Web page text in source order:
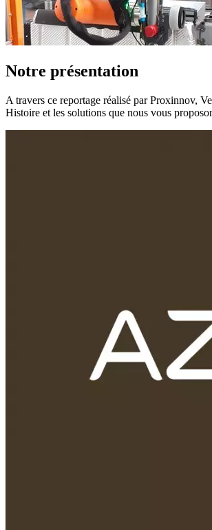
Notre présentation
A travers ce reportage réalisé par Proxinnov,
Histoire et les solutions que nous vous